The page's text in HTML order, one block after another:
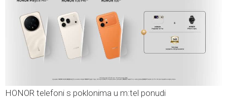
HONOR telefoni s poklonima u m:tel ponudi